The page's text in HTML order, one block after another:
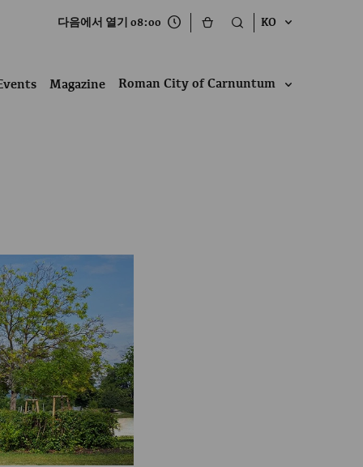
다음에서 열기 08:00 KO
Magazine Roman City of Carnuntum